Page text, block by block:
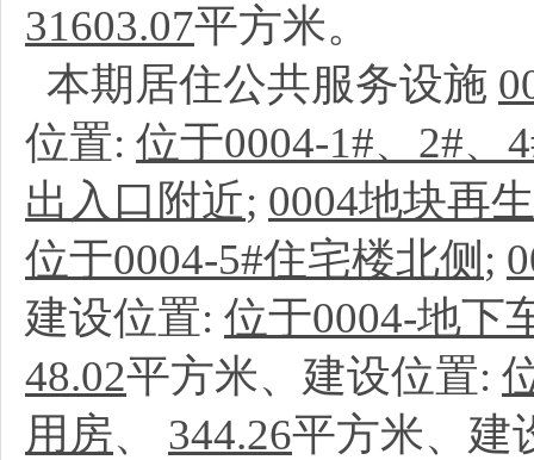
31603.07平方米。
本期居住公共服务设施
位置: 位于0004-1#、2#
出入口附近; 0004地块再
位于0004-5#住宅楼北侧 ;
建设位置: 位于0004-地下
48.02平方米、建设位置:
用房、 344.26平方米、建